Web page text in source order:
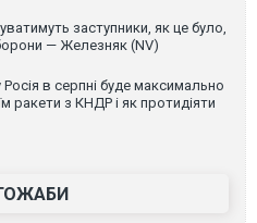
заступники, як це було,
— Железняк (NV)
в серпні буде максимально
ракети з КНДР і як протидіяти